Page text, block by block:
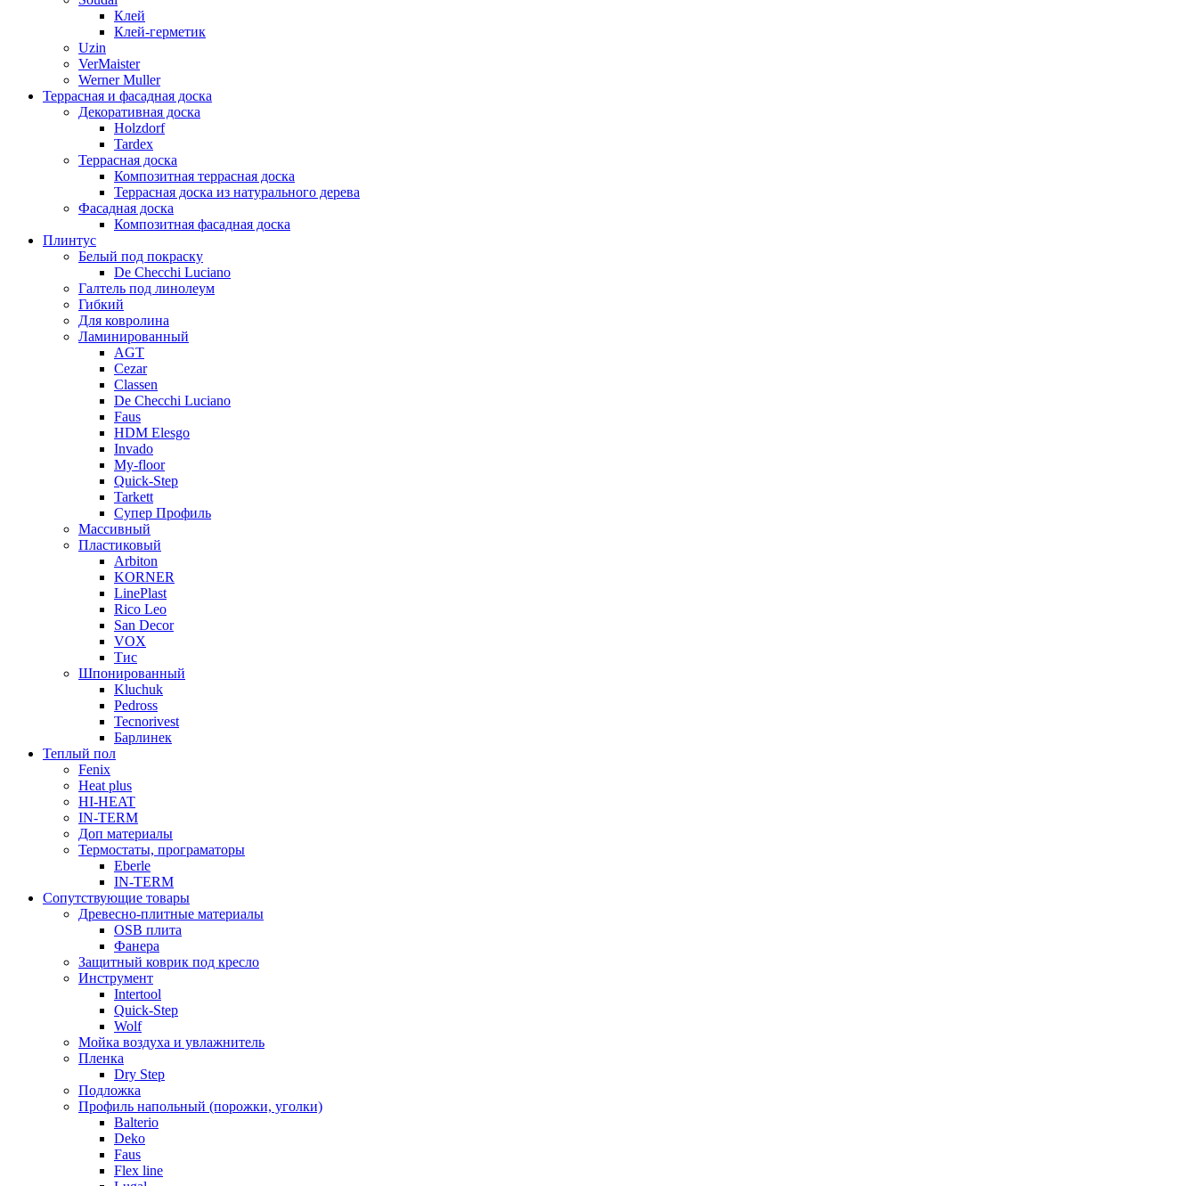
Клей
Клей-герметик
Uzin
VerMaister
Werner Muller
Террасная и фасадная доска
Декоративная доска
Holzdorf
Tardex
Террасная доска
Композитная террасная доска
Террасная доска из натурального дерева
Фасадная доска
Композитная фасадная доска
Плинтус
Белый под покраску
De Checchi Luciano
Галтель под линолеум
Гибкий
Для ковролина
Ламинированный
AGT
Cezar
Classen
De Checchi Luciano
Faus
HDM Elesgo
Invado
My-floor
Quick-Step
Tarkett
Супер Профиль
Массивный
Пластиковый
Arbiton
KORNER
LinePlast
Rico Leo
San Decor
VOX
Тис
Шпонированный
Kluchuk
Pedross
Tecnorivest
Барлинек
Теплый пол
Fenix
Heat plus
HI-HEAT
IN-TERM
Доп материалы
Термостаты, програматоры
Eberle
IN-TERM
Сопутствующие товары
Древесно-плитные материалы
OSB плита
Фанера
Защитный коврик под кресло
Инструмент
Intertool
Quick-Step
Wolf
Мойка воздуха и увлажнитель
Пленка
Dry Step
Подложка
Профиль напольный (порожки, уголки)
Balterio
Deko
Faus
Flex line